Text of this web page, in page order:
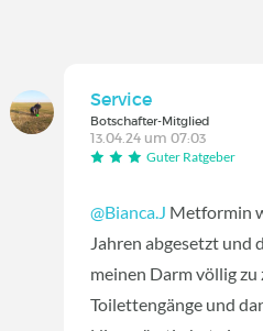
Service
Botschafter-Mitglied
13.04.24 um 07:03
Guter Ratgeber
@Bianca.J Metformin
Jahren abgesetzt und
meinen Darm völlig
Toilettengänge und